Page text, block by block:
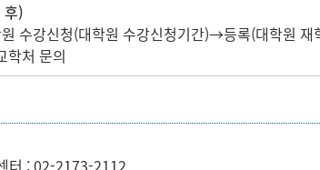
후)
수강신청(대학원 수강신청기간)→등록(대학원
학처 문의
터 : 02-2173-2112